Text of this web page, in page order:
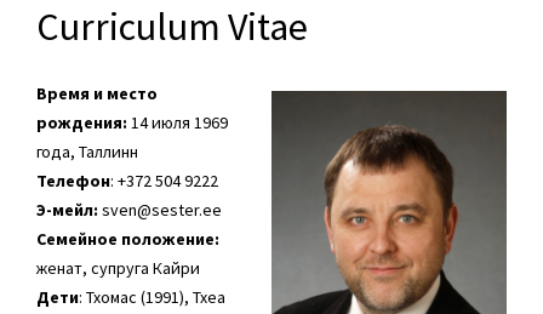
Curriculum Vitae
Время и место
рождения: 14 июля 1969
года, Таллинн
Телефон: +372 504 9222
Э-мейл: sven@sester.ee
Семейное положение:
женат, супруга Кайри
Дети: Тхомас (1991), Тхеа